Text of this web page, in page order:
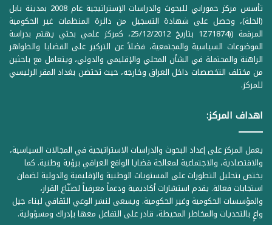
تأسس مركز حمورابي للبحوث والدراسات الإستراتيجية عام 2008 بمدينة بابل
(الحلة)، وحصل على شهادة التسجيل من دائرة المنظمات غير الحكومية
المرقمة ((1Z71874 بتاريخ 25/12/2012، كمركز علمي بحثي يهتم بدراسة
الموضوعات السياسية والمجتمعية، فضلاً عن التركيز على القضايا والظواهر
الراهنة والمحتملة في الشأن المحلي والإقليمي والدولي، ويتعامل مع باحثين
من مختلف التخصصات داخل العراق وخارجه، حيث تحتضن بغداد المقر الرئيسي
للمركز.
اهداف المركز:
يعمل المركز على إعداد البحوث والدراسات الاستراتيجية في المجالات السياسية،
والاقتصادية، والاجتماعية لمعالجة قضايا الواقع العراقي برؤية وطنية. كما
يختص بتحليل التطورات على المستويات الوطنية والإقليمية والدولية لضمان
استجابات فعالة. يقدم استشارات أكاديمية ودعماً معرفياً لصنّاع القرار،
والمؤسسات الحكومية وغير الحكومية. ويسعى لنشر الوعي الثقافي لبناء جيل
واعٍ بالتحديات والمخاطر المحيطة، قادر على التفاعل معها بإدراك ومسؤولية.